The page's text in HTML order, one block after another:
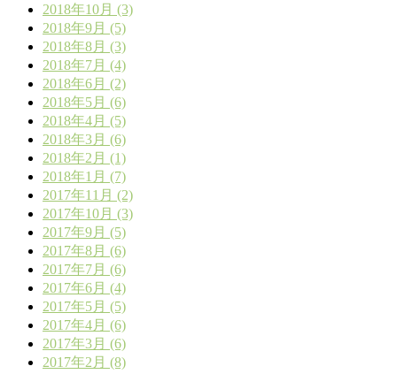
2018年10月 (3)
2018年9月 (5)
2018年8月 (3)
2018年7月 (4)
2018年6月 (2)
2018年5月 (6)
2018年4月 (5)
2018年3月 (6)
2018年2月 (1)
2018年1月 (7)
2017年11月 (2)
2017年10月 (3)
2017年9月 (5)
2017年8月 (6)
2017年7月 (6)
2017年6月 (4)
2017年5月 (5)
2017年4月 (6)
2017年3月 (6)
2017年2月 (8)